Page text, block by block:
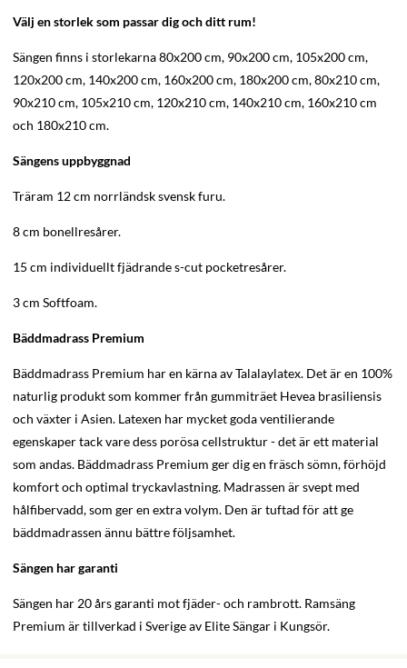
Välj en storlek som passar dig och ditt rum!
Sängen finns i storlekarna 80x200 cm, 90x200 cm, 105x200 cm,
120x200 cm, 140x200 cm, 160x200 cm, 180x200 cm, 80x210 cm,
90x210 cm, 105x210 cm, 120x210 cm, 140x210 cm, 160x210 cm
och 180x210 cm.
Sängens uppbyggnad
Träram 12 cm norrländsk svensk furu.
8 cm bonellresårer.
15 cm individuellt fjädrande s-cut pocketresårer.
3 cm Softfoam.
Bäddmadrass Premium
Bäddmadrass Premium har en kärna av Talalaylatex. Det är en 100%
naturlig produkt som kommer från gummiträet Hevea brasiliensis
och växter i Asien. Latexen har mycket goda ventilierande
egenskaper tack vare dess porösa cellstruktur - det är ett material
som andas. Bäddmadrass Premium ger dig en fräsch sömn, förhöjd
komfort och optimal tryckavlastning. Madrassen är svept med
hålfibervadd, som ger en extra volym. Den är tuftad för att ge
bäddmadrassen ännu bättre följsamhet.
Sängen har garanti
Sängen har 20 års garanti mot fjäder- och rambrott. Ramsäng
Premium är tillverkad i Sverige av Elite Sängar i Kungsör.